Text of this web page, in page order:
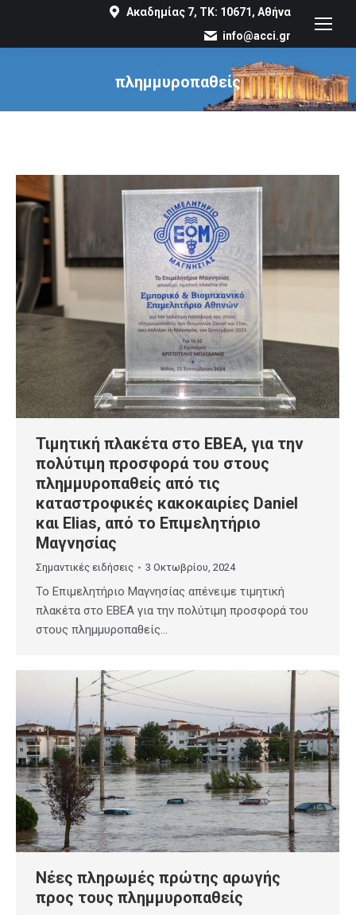
Ακαδημίας 7, ΤΚ: 10671, Αθήνα
info@acci.gr
πλημμυροπαθείς
You are here:
Τιμητική πλακέτα στο ΕΒΕΑ, για την
πολύτιμη προσφορά του στους
πλημμυροπαθείς από τις
καταστροφικές κακοκαιρίες Daniel
και Elias, από το Επιμελητήριο
Μαγνησίας
Σημαντικές ειδήσεις 3 Οκτωβρίου, 2024
To Επιμελητήριο Μαγνησίας απένειμε τιμητική
πλακέτα στο ΕΒΕΑ για την πολύτιμη προσφορά του
στους πλημμυροπαθείς…
Νέες πληρωμές πρώτης αρωγής
προς τους πλημμυροπαθείς